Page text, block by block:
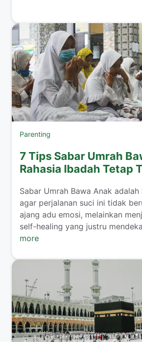
Parenting
7 Tips Sabar Umrah
Rahasia Ibadah Tetap
​Sabar Umrah Bawa Anak
agar perjalanan suci ini tidak
ajang adu emosi, melainkan
self-healing yang justru
more